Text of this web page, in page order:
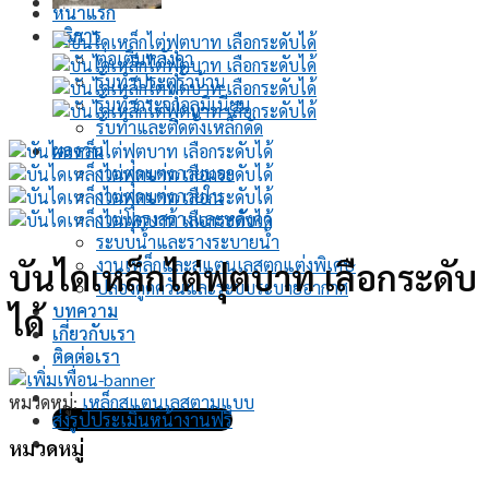
หน้าแรก
บริการ
ต่อเติมหลังคา
รับทำประตูรั้วบ้าน
รับทำกระจกอลูมิเนียม
รับทำและติดตั้งเหล็กดัด
ผลงาน
งานตกแต่งภายนอก
งานตกแต่งภายใน
งานโครงสร้างและหลังคา
ระบบน้ำและรางระบายน้ำ
งานเหล็กและสแตนเลสตกแต่งพิเศษ
ปล่องดูดควันและระบบระบายอากาศ
บทความ
เกี่ยวกับเรา
ติดต่อเรา
ส่งรูปประเมินหน้างานฟรี
บันไดเหล็กไต่ฟุตบาท เลือกระดับ
ได้
หมวดหมู่: เหล็กสแตนเลสตามแบบ
หมวดหมู่